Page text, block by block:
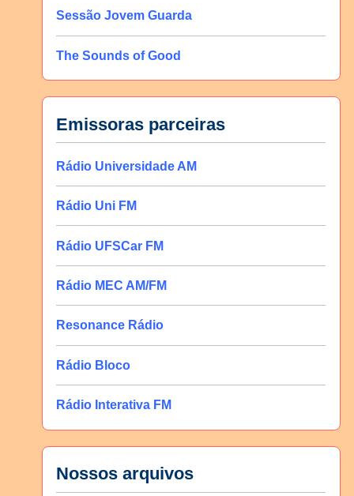
Sessão Jovem Guarda
The Sounds of Good
Emissoras parceiras
Rádio Universidade AM
Rádio Uni FM
Rádio UFSCar FM
Rádio MEC AM/FM
Resonance Rádio
Rádio Bloco
Rádio Interativa FM
Nossos arquivos